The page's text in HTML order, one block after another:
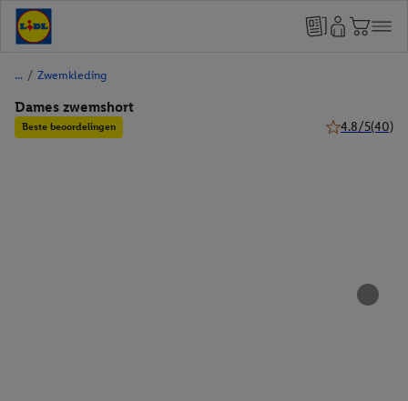
/ Zwemkleding
Dames zwemshort
Beste beoordelingen 4.8/5(40)